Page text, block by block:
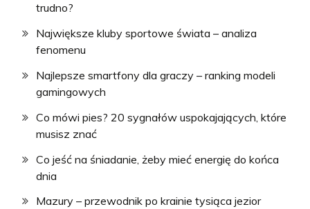
trudno?
Największe kluby sportowe świata – analiza
fenomenu
Najlepsze smartfony dla graczy – ranking modeli
gamingowych
Co mówi pies? 20 sygnałów uspokajających, które
musisz znać
Co jeść na śniadanie, żeby mieć energię do końca
dnia
Mazury – przewodnik po krainie tysiąca jezior